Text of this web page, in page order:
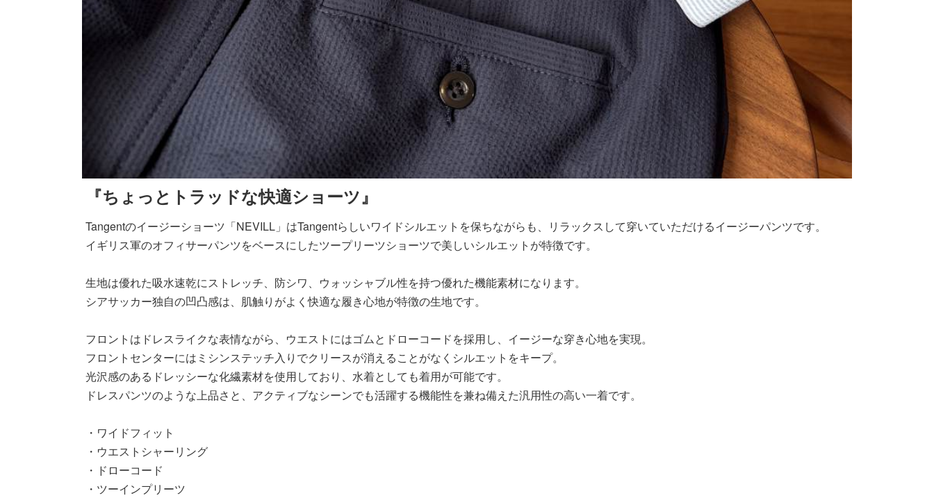
『ちょっとトラッドな快適ショーツ』
Tangentのイージーショーツ「NEVILL」はTangentらしいワイドシルエットを保ちながらも、リラックスして穿いていただけるイージーパンツです。
イギリス軍のオフィサーパンツをベースにしたツープリーツショーツで美しいシルエットが特徴です。
生地は優れた吸水速乾にストレッチ、防シワ、ウォッシャブル性を持つ優れた機能素材になります。
シアサッカー独自の凹凸感は、肌触りがよく快適な履き心地が特徴の生地です。
フロントはドレスライクな表情ながら、ウエストにはゴムとドローコードを採用し、イージーな穿き心地を実現。
フロントセンターにはミシンステッチ入りでクリースが消えることがなくシルエットをキープ。
光沢感のあるドレッシーな化繊素材を使用しており、水着としても着用が可能です。
ドレスパンツのような上品さと、アクティブなシーンでも活躍する機能性を兼ね備えた汎用性の高い一着です。
・ワイドフィット
・ウエストシャーリング
・ドローコード
・ツーインプリーツ